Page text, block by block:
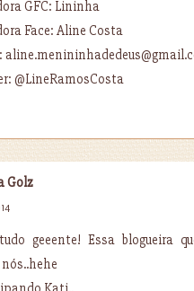
GFC: Lininha
Face: Aline Costa
@LineRamosCosta
Golz
geeente! Essa blogueira